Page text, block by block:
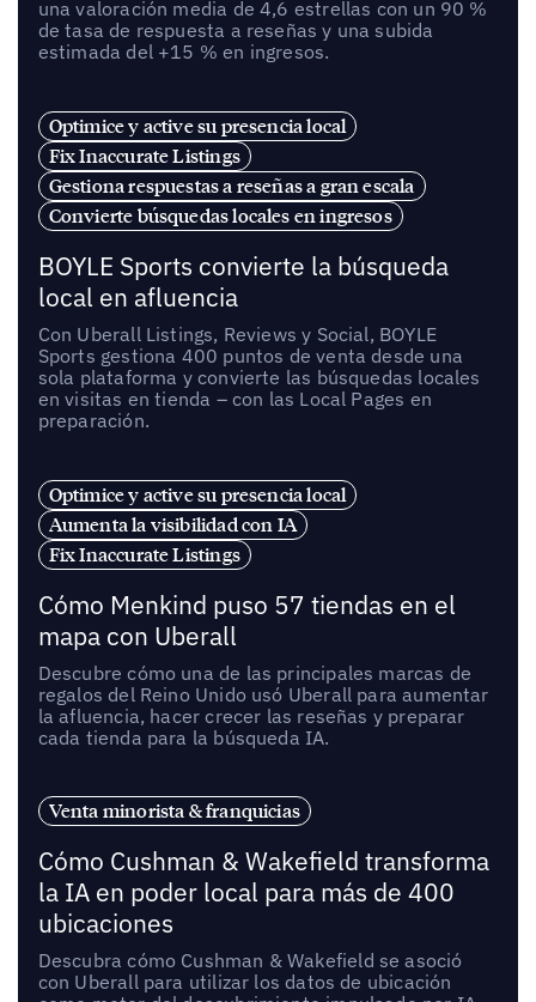
una valoración media de 4,6 estrellas con un 90 %
de tasa de respuesta a reseñas y una subida
estimada del +15 % en ingresos.
Optimice y active su presencia local
Fix Inaccurate Listings
Gestiona respuestas a reseñas a gran escala
Convierte búsquedas locales en ingresos
BOYLE Sports convierte la búsqueda
local en afluencia
Con Uberall Listings, Reviews y Social, BOYLE
Sports gestiona 400 puntos de venta desde una
sola plataforma y convierte las búsquedas locales
en visitas en tienda – con las Local Pages en
preparación.
Optimice y active su presencia local
Aumenta la visibilidad con IA
Fix Inaccurate Listings
Cómo Menkind puso 57 tiendas en el
mapa con Uberall
Descubre cómo una de las principales marcas de
regalos del Reino Unido usó Uberall para aumentar
la afluencia, hacer crecer las reseñas y preparar
cada tienda para la búsqueda IA.
Venta minorista & franquicias
Cómo Cushman & Wakefield transforma
la IA en poder local para más de 400
ubicaciones
Descubra cómo Cushman & Wakefield se asoció
con Uberall para utilizar los datos de ubicación